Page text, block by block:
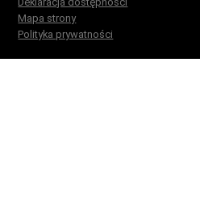
Mapa strony
Polityka prywatności